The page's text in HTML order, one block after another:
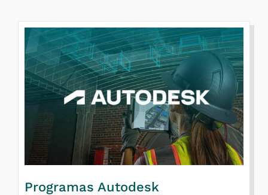
Programas Autodesk